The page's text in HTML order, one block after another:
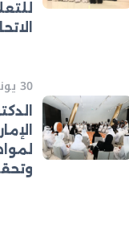
30 يونيو 2017